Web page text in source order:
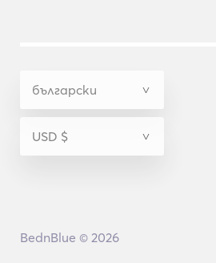
BednBlue © 2026